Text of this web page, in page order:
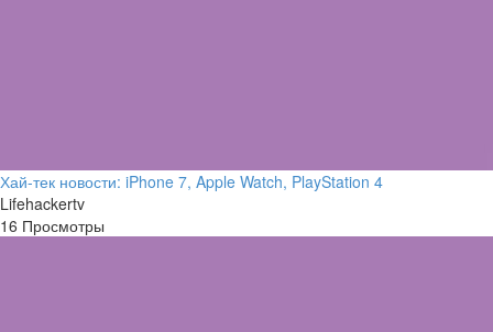
Хай-тек новости: iPhone 7‎, Apple Watch, PlayStation 4
Lifehackertv
16 Просмотры